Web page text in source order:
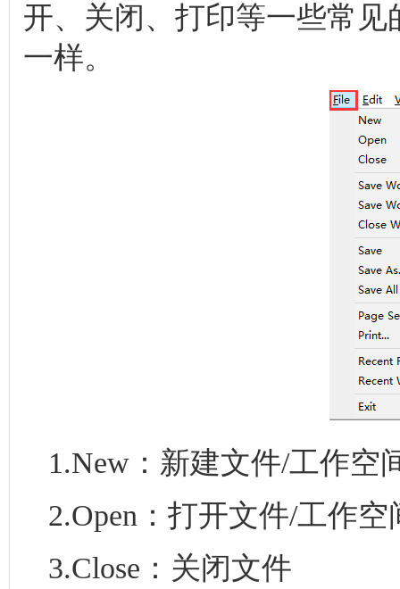
开、关闭、打印等一些常
一样。
1.New：新建文件/工作空
2.Open：打开文件/工作空
3.Close：关闭文件